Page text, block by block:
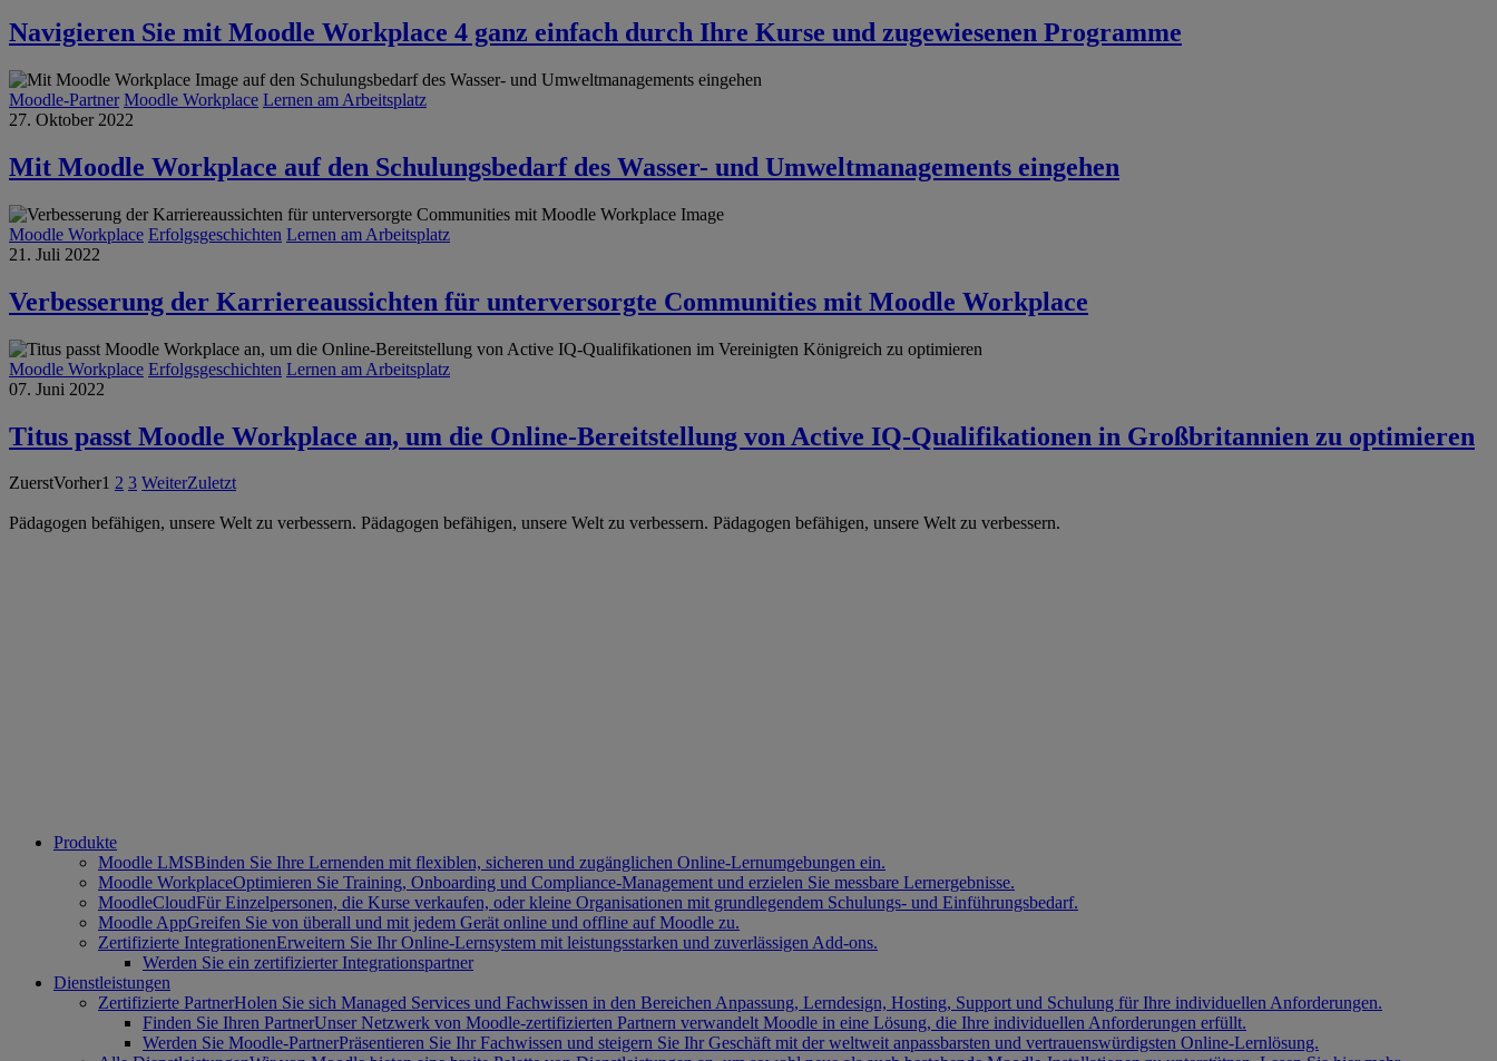
Navigieren Sie mit Moodle Workplace 4 ganz einfach durch Ihre Kurse und zugewiesenen Programme
Moodle-Partner Moodle Workplace Lernen am Arbeitsplatz
27. Oktober 2022
Mit Moodle Workplace auf den Schulungsbedarf des Wasser- und Umweltmanagements eingehen
Moodle Workplace Erfolgsgeschichten Lernen am Arbeitsplatz
21. Juli 2022
Verbesserung der Karriereaussichten für unterversorgte Communities mit Moodle Workplace
Moodle Workplace Erfolgsgeschichten Lernen am Arbeitsplatz
07. Juni 2022
Titus passt Moodle Workplace an, um die Online-Bereitstellung von Active IQ-Qualifikationen in Großbritannien zu optimieren
ZuerstVorher1 2 3 WeiterZuletzt
Pädagogen befähigen, unsere Welt zu verbessern. Pädagogen befähigen, unsere Welt zu verbessern. Pädagogen befähigen, unsere Welt zu verbessern.
Produkte
Moodle LMSBinden Sie Ihre Lernenden mit flexiblen, sicheren und zugänglichen Online-Lernumgebungen ein.
Moodle WorkplaceOptimieren Sie Training, Onboarding und Compliance-Management und erzielen Sie messbare Lernergebnisse.
MoodleCloudFür Einzelpersonen, die Kurse verkaufen, oder kleine Organisationen mit grundlegendem Schulungs- und Einführungsbedarf.
Moodle AppGreifen Sie von überall und mit jedem Gerät online und offline auf Moodle zu.
Zertifizierte IntegrationenErweitern Sie Ihr Online-Lernsystem mit leistungsstarken und zuverlässigen Add-ons.
Werden Sie ein zertifizierter Integrationspartner
Dienstleistungen
Zertifizierte PartnerHolen Sie sich Managed Services und Fachwissen in den Bereichen Anpassung, Lerndesign, Hosting, Support und Schulung für Ihre individuellen Anforderungen.
Finden Sie Ihren PartnerUnser Netzwerk von Moodle-zertifizierten Partnern verwandelt Moodle in eine Lösung, die Ihre individuellen Anforderungen erfüllt.
Werden Sie Moodle-PartnerPräsentieren Sie Ihr Fachwissen und steigern Sie Ihr Geschäft mit der weltweit anpassbarsten und vertrauenswürdigsten Online-Lernlösung.